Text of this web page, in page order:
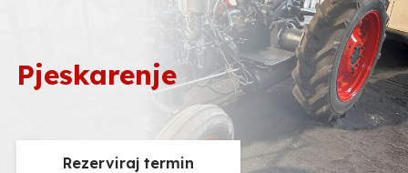
Pjeskarenje
Rezerviraj termin